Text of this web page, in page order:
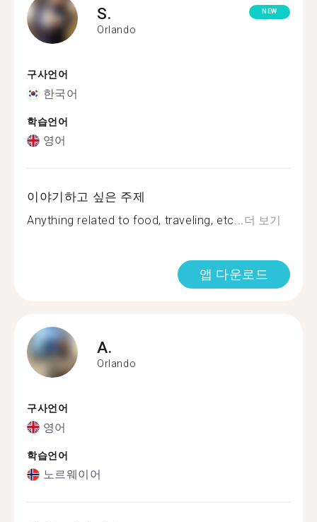
S.
Orlando
NEW
구사언어
한국어
학습언어
영어
이야기하고 싶은 주제
Anything related to food, traveling, etc...더 보기
앱 다운로드
A.
Orlando
구사언어
영어
학습언어
노르웨이어